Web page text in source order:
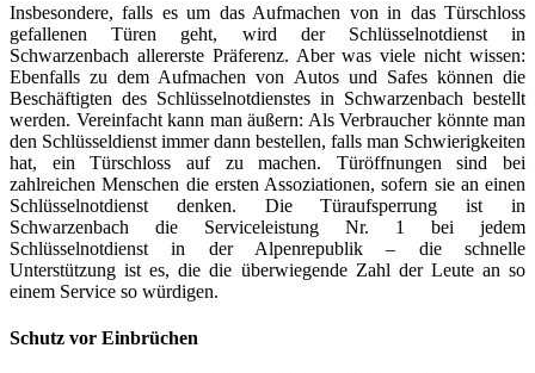
Insbesondere, falls es um das Aufmachen von in das Türschloss
gefallenen Türen geht, wird der Schlüsselnotdienst in
Schwarzenbach allererste Präferenz. Aber was viele nicht wissen:
Ebenfalls zu dem Aufmachen von Autos und Safes können die
Beschäftigten des Schlüsselnotdienstes in Schwarzenbach bestellt
werden. Vereinfacht kann man äußern: Als Verbraucher könnte man
den Schlüsseldienst immer dann bestellen, falls man Schwierigkeiten
hat, ein Türschloss auf zu machen. Türöffnungen sind bei
zahlreichen Menschen die ersten Assoziationen, sofern sie an einen
Schlüsselnotdienst denken. Die Türaufsperrung ist in
Schwarzenbach die Serviceleistung Nr. 1 bei jedem
Schlüsselnotdienst in der Alpenrepublik – die schnelle
Unterstützung ist es, die die überwiegende Zahl der Leute an so
einem Service so würdigen.
Schutz vor Einbrüchen